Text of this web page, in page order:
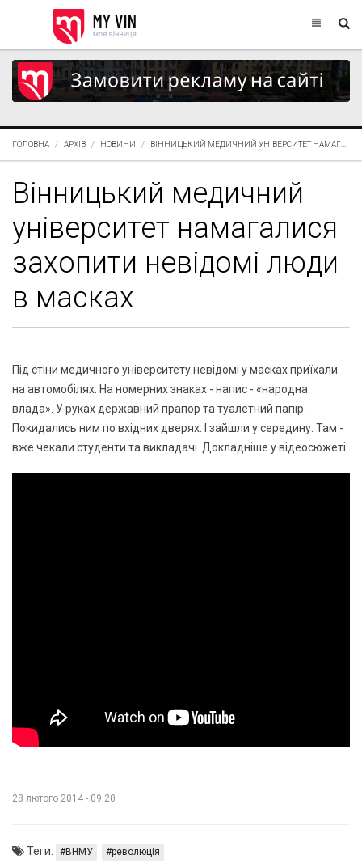
ГОЛОВНА АРХІВ НОВИНИ ВІННИЦЬКИЙ МЕДИЧНИЙ УНІВЕРСИТЕТ НАМАГ...
Вінницький медичний
університет намагалися
захопити невідомі люди
в масках
Під стіни медичного університету невідомі у масках приїхали
на автомобілях. На номерних знаках - напис - «народна
влада». У руках державний прапор та туалетний папір.
Покидались ним по вхідних дверях. І зайшли у середину. Там -
вже чекали студенти та викладачі. Докладніше у відеосюжеті:
28 лютого 2014 - 09:20
Теги: ВНМУ революція